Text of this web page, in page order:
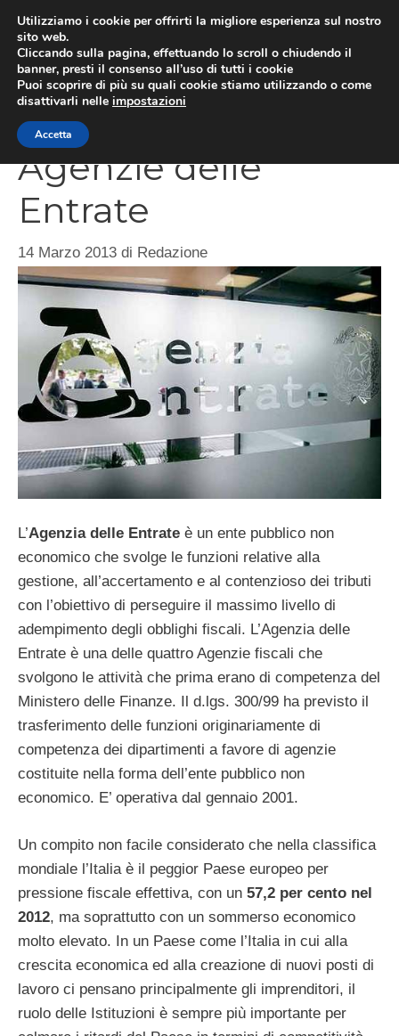
contenuto
Il ruolo delle
Agenzie delle
Entrate
14 Marzo 2013 di Redazione
L’Agenzia delle Entrate è un ente pubblico non
economico che svolge le funzioni relative alla
gestione, all’accertamento e al contenzioso dei tributi
con l’obiettivo di perseguire il massimo livello di
adempimento degli obblighi fiscali. L’Agenzia delle
Entrate è una delle quattro Agenzie fiscali che
svolgono le attività che prima erano di competenza del
Ministero delle Finanze. Il d.lgs. 300/99 ha previsto il
trasferimento delle funzioni originariamente di
competenza dei dipartimenti a favore di agenzie
costituite nella forma dell’ente pubblico non
economico. E’ operativa dal gennaio 2001.
Un compito non facile considerato che nella classifica
mondiale l’Italia è il peggior Paese europeo per
pressione fiscale effettiva, con un 57,2 per cento nel
2012, ma soprattutto con un sommerso economico
molto elevato. In un Paese come l’Italia in cui alla
crescita economica ed alla creazione di nuovi posti di
lavoro ci pensano principalmente gli imprenditori, il
ruolo delle Istituzioni è sempre più importante per
Utilizziamo i cookie per offrirti la migliore esperienza sul nostro
sito web.
Cliccando sulla pagina, effettuando lo scroll o chiudendo il
banner, presti il consenso all’uso di tutti i cookie
Puoi scoprire di più su quali cookie stiamo utilizzando o come
disattivarli nelle impostazioni
Accetta